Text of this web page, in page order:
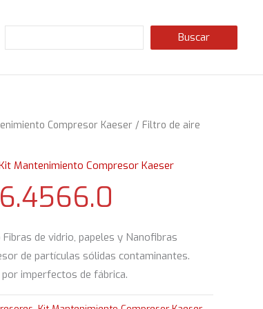
Buscar
Compresor Kaeser / Filtro de aire
Mantenimiento Compresor Kaeser
de vidrio, papeles y Nanofibras
de partículas sólidas contaminantes.
imperfectos de fábrica.